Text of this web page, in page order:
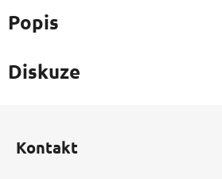
Popis
Diskuze
Kontakt